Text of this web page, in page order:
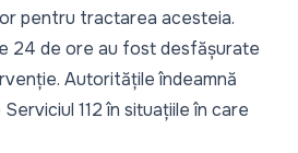
pentru tractarea acesteia.
24 de ore au fost desfășurate
Autoritățile îndeamnă
112 în situațiile în care